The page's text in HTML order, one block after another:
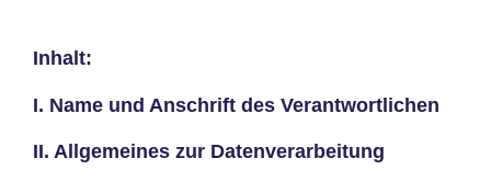
Inhalt:
I. Name und Anschrift des Verantwortlichen
II. Allgemeines zur Datenverarbeitung